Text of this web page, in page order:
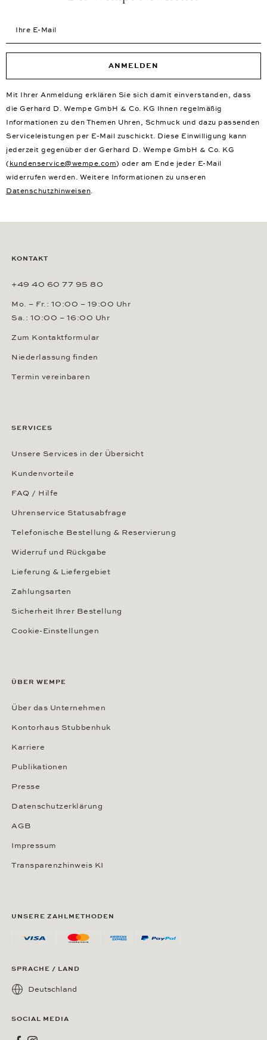
ANMELDEN
Mit Ihrer Anmeldung erklären Sie sich damit einverstanden, dass
die Gerhard D. Wempe GmbH & Co. KG Ihnen regelmäßig
Informationen zu den Themen Uhren, Schmuck und dazu passenden
Serviceleistungen per E-Mail zuschickt. Diese Einwilligung kann
jederzeit gegenüber der Gerhard D. Wempe GmbH & Co. KG
( kundenservice@wempe.com) oder am Ende jeder E-Mail
widerrufen werden. Weitere Informationen zu unseren
Datenschutzhinweisen.
KONTAKT
+49 40 60 77 95 80
Mo. – Fr.: 10:00 – 19:00 Uhr
Sa.: 10:00 – 16:00 Uhr
Zum Kontaktformular
Niederlassung finden
Termin vereinbaren
SERVICES
Unsere Services in der Übersicht
Kundenvorteile
FAQ / Hilfe
Uhrenservice Statusabfrage
Telefonische Bestellung & Reservierung
Widerruf und Rückgabe
Lieferung & Liefergebiet
Zahlungsarten
Sicherheit Ihrer Bestellung
Cookie-Einstellungen
ÜBER WEMPE
Über das Unternehmen
Kontorhaus Stubbenhuk
Karriere
Publikationen
Presse
Datenschutzerklärung
AGB
Impressum
Transparenzhinweis KI
UNSERE ZAHLMETHODEN
SPRACHE / LAND
Deutschland
SOCIAL MEDIA